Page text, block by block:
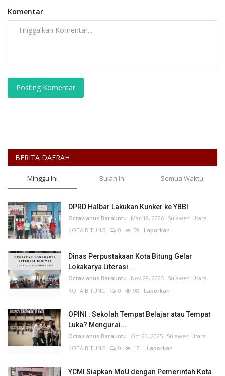
Komentar
Posting Komentar
BERITA DAERAH
Minggu Ini Bulan Ini Semua Waktu
DPRD Halbar Lakukan Kunker ke YBBI
Octavianus Barauntu Mar 18, 2026 Sulawesi Utara
KOTA BITUNG
0 59 Laporkan
Dinas Perpustakaan Kota Bitung Gelar
Lokakarya Literasi...
Octavianus Barauntu Nov 28, 2025 Sulawesi Utara
KOTA BITUNG
0 98 Laporkan
OPINI : Sekolah Tempat Belajar atau Tempat
Luka? Mengurai...
Octavianus Barauntu Oct 23, 2025 Sulawesi Utara
KOTA BITUNG
0 171 Laporkan
YCMI Siapkan MoU dengan Pemerintah Kota